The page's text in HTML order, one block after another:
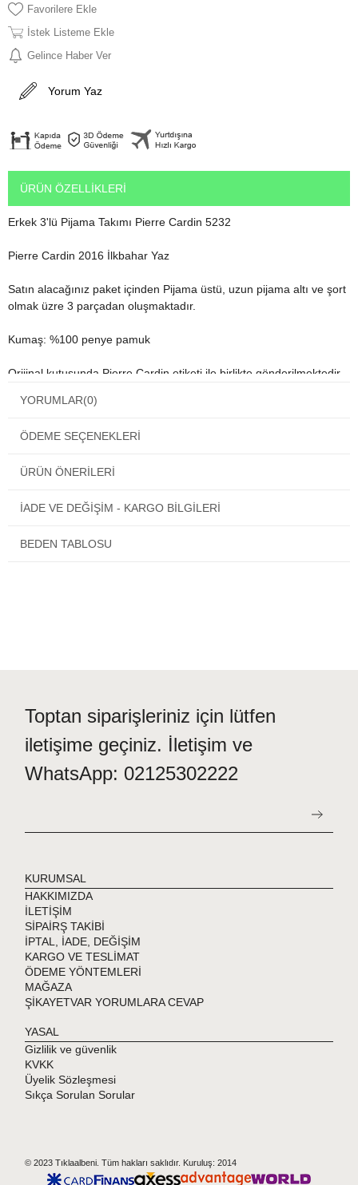
Favorilere Ekle
İstek Listeme Ekle
Gelince Haber Ver
Yorum Yaz
ÜRÜN ÖZELLIKLERI
Erkek 3'lü Pijama Takımı Pierre Cardin 5232
Pierre Cardin 2016 İlkbahar Yaz
Satın alacağınız paket içinden Pijama üstü, uzun pijama altı ve şort
olmak üzre 3 parçadan oluşmaktadır.
Kumaş: %100 penye pamuk
Orijinal kutusunda Pierre Cardin etiketi ile birlikte gönderilmektedir.
Erkek çeyiz alış verişlerinizi de hediye olarak da satın alabilirsiniz.
YORUMLAR(0)
ÖDEME SEÇENEKLERI
ÜRÜN ÖNERILERI
İADE VE DEĞİŞİM - KARGO BİLGİLERİ
BEDEN TABLOSU
Toptan siparişleriniz için lütfen
iletişime geçiniz. İletişim ve
WhatsApp: 02125302222
KURUMSAL
HAKKIMIZDA
İLETİŞİM
SİPAİRŞ TAKİBİ
İPTAL, İADE, DEĞİŞİM
KARGO VE TESLİMAT
ÖDEME YÖNTEMLERİ
MAĞAZA
ŞİKAYETVAR YORUMLARA CEVAP
YASAL
Gizlilik ve güvenlik
KVKK
Üyelik Sözleşmesi
Sıkça Sorulan Sorular
© 2023 Tıklaalbeni. Tüm hakları saklıdır. Kuruluş: 2014